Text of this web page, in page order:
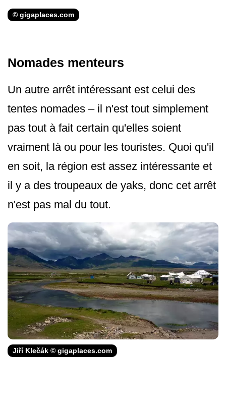
© gigaplaces.com
Nomades menteurs
Un autre arrêt intéressant est celui des
tentes nomades – il n'est tout simplement
pas tout à fait certain qu'elles soient
vraiment là ou pour les touristes. Quoi qu'il
en soit, la région est assez intéressante et
il y a des troupeaux de yaks, donc cet arrêt
n'est pas mal du tout.
Jiří Klečák © gigaplaces.com